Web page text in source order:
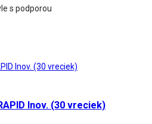
s podporou
Inov. (30 vreciek)